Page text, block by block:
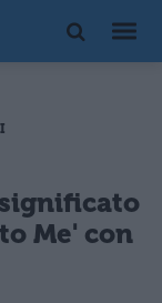
Me' con